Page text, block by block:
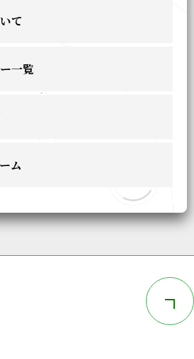
て
一覧
ム
このペー